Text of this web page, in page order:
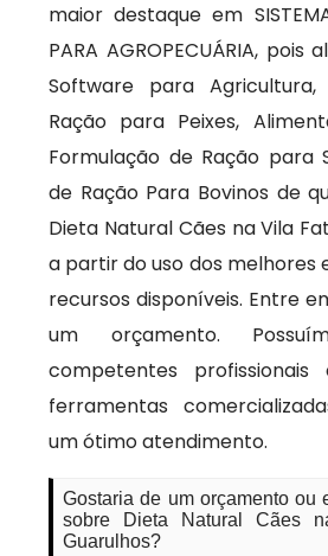
maior destaque em
PARA AGROPECUÁRIA,
Software para Agricultura,
Ração para Peixes,
Formulação de Ração para
de Ração Para Bovinos de
Dieta Natural Cães na Vila
a partir do uso dos melhores
recursos disponíveis. Entre
um orçamento.
competentes
ferramentas
um ótimo atendimento.
Gostaria de um orçamento ou
sobre Dieta Natural Cães
Guarulhos?